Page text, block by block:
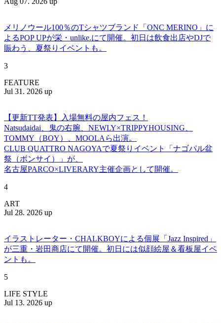
メリノウール100％のTシャツブランド「ONC MERINO」に
よるPOP UPが栄・unlike.にて開催。初日は飲食出店やDJで
賑わう、夏祭りイベントも。
3
FEATURE
Jul 31. 2026 up
【更新TT発表】入場無料の屋内フェス！
Natsudaidai、鬼の右腕、NEWLY×TRIPPYHOUSING、
TOMMY（BOY）、MOOLAら出演。
CLUB QUATTRO NAGOYAで夏祭りイベント「ナゴパル盆
祭（ボンサイ）」が、
名古屋PARCO×LIVERARY主催企画として開催。
4
ART
Jul 28. 2026 up
イラストレーター・CHALKBOYによる個展「Jazz Inspired」
が三重・岩田商店にて開催。初日には似顔絵屋＆看板屋イベ
ントも。
5
LIFE STYLE
Jul 13. 2026 up